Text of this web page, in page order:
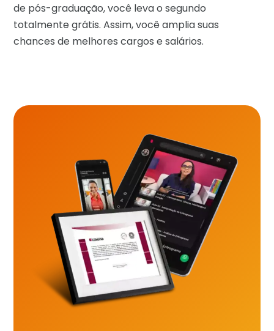
de pós-graduação, você leva o segundo
totalmente grátis. Assim, você amplia suas
chances de melhores cargos e salários.